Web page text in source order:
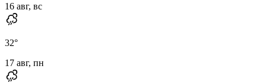
16 авг, вс
32°
17 авг, пн